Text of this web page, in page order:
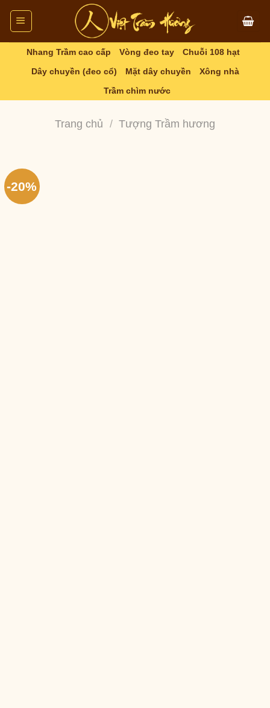
Skip
content
Nhang Trầm cao cấp Vòng đeo tay
Chuỗi 108 hạt
Dây chuyền (đeo cổ)
Mặt dây chuyền
Xông nhà
Trầm chìm nước
Trang chủ / Tượng Trầm hương
-20%